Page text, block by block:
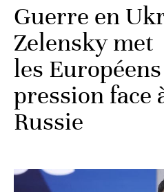
Guerre en
Zelensky met
les
pression face
Russie